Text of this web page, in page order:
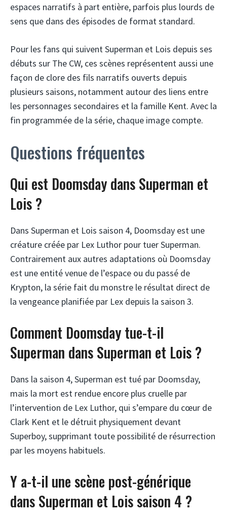
espaces narratifs à part entière, parfois plus lourds de
sens que dans des épisodes de format standard.
Pour les fans qui suivent Superman et Lois depuis ses
débuts sur The CW, ces scènes représentent aussi une
façon de clore des fils narratifs ouverts depuis
plusieurs saisons, notamment autour des liens entre
les personnages secondaires et la famille Kent. Avec la
fin programmée de la série, chaque image compte.
Questions fréquentes
Qui est Doomsday dans Superman et
Lois ?
Dans Superman et Lois saison 4, Doomsday est une
créature créée par Lex Luthor pour tuer Superman.
Contrairement aux autres adaptations où Doomsday
est une entité venue de l’espace ou du passé de
Krypton, la série fait du monstre le résultat direct de
la vengeance planifiée par Lex depuis la saison 3.
Comment Doomsday tue-t-il
Superman dans Superman et Lois ?
Dans la saison 4, Superman est tué par Doomsday,
mais la mort est rendue encore plus cruelle par
l’intervention de Lex Luthor, qui s’empare du cœur de
Clark Kent et le détruit physiquement devant
Superboy, supprimant toute possibilité de résurrection
par les moyens habituels.
Y a-t-il une scène post-générique
dans Superman et Lois saison 4 ?